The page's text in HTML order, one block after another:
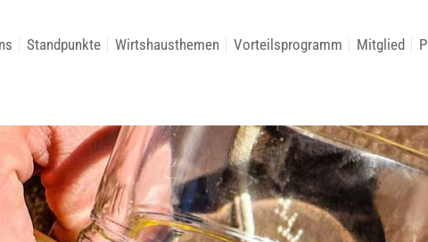
Standpunkte Wirtshausthemen Vorteilsprogramm Mitglied